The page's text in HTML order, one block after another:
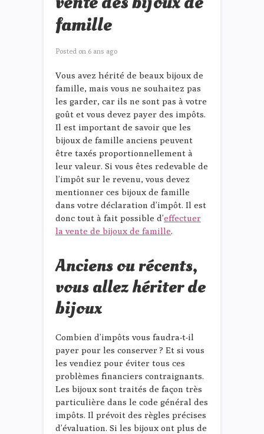
famille
Posted on 6 ans ago
Vous avez hérité de beaux bijoux de
famille, mais vous ne souhaitez pas
les garder, car ils ne sont pas à votre
goût et vous devez payer des impôts.
Il est important de savoir que les
bijoux de famille anciens peuvent
être taxés proportionnellement à
leur valeur. Si vous êtes redevable de
l’impôt sur le revenu, vous devez
mentionner ces bijoux de famille
dans votre déclaration d’impôt. Il est
donc tout à fait possible d’effectuer
la vente de bijoux de famille.
Anciens ou récents,
vous allez hériter de
bijoux
Combien d’impôts vous faudra-t-il
payer pour les conserver ? Et si vous
les vendiez pour éviter tous ces
problèmes financiers contraignants.
Les bijoux sont traités de façon très
particulière dans le code général des
impôts. Il prévoit des règles précises
d’évaluation. Si les bijoux ont plus de